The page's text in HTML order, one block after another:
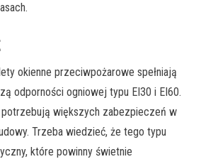
okienne przeciwpożarowe spełniają
odporności ogniowej typu EI30 i EI60.
większych zabezpieczeń w
Trzeba wiedzieć, że tego typu
które powinny świetnie